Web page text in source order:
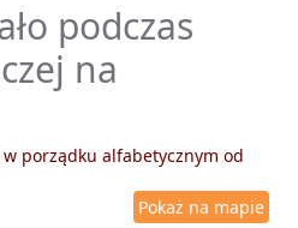
podczas
na
porządku alfabetycznym od
Pokaż na mapie